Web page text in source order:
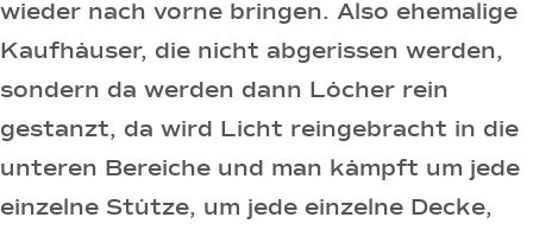
wieder nach vorne bringen. Also ehemalige
Kaufhäuser, die nicht abgerissen werden,
sondern da werden dann Löcher rein
gestanzt, da wird Licht reingebracht in die
unteren Bereiche und man kämpft um jede
einzelne Stütze, um jede einzelne Decke,